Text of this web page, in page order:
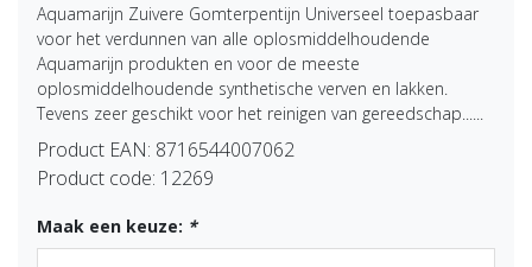
Aquamarijn Zuivere Gomterpentijn Universeel toepasbaar
voor het verdunnen van alle oplosmiddelhoudende
Aquamarijn produkten en voor de meeste
oplosmiddelhoudende synthetische verven en lakken.
Tevens zeer geschikt voor het reinigen van gereedschap......
Product EAN: 8716544007062
Product code: 12269
Maak een keuze: *